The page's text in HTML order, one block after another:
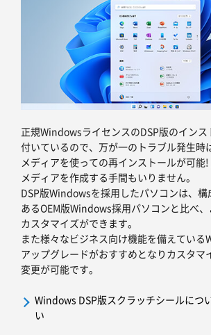
正規WindowsライセンスのDSP版のイン
付いているので、万が一のトラブル発生時
メディアを使っての再インストールが可能
メディアを作成する手間もいりません。
DSP版Windowsを採用したパソコンは、
あるOEM版Windows採用パソコンと比べ
カスタマイズができます。
また様々なビジネス向け機能を備えている
アップグレードがおすすめとなりカスタマ
変更が可能です。
Windows DSP版スクラッチシールにつ
い